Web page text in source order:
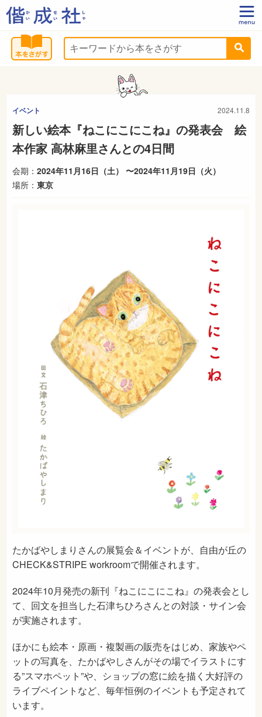
イベント 2024.11.8
新しい絵本『ねこにこにこね』の発表会 絵
本作家 高林麻里さんとの4日間
会期： 2024年11月16日（土） 〜2024年11月19日（火）
場所： 東京
たかばやしまりさんの展覧会＆イベント が、自由が丘の
CHECK&STRIPE workroomで開催されます。
2024年10月発売の新刊『ねこにこにこね』の発表会とし
て、回文を担当した石津ちひろさんとの対談・サイン会
が実施されます。
ほかにも絵本・原画・複製画の販売をはじめ、家族やペ
ットの写真を、たかばやしさんがその場でイラストにす
る”スマホペット”や、ショップの窓に絵を描く大好評の
ライブペイントなど、毎年恒例のイベントも予定されて
います。